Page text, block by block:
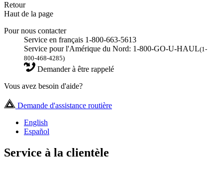
Retour
Haut de la page
Pour nous contacter
Service en français 1-800-663-5613
Service pour l'Amérique du Nord: 1-800-GO-U-HAUL(1-
800-468-4285)
Demander à être rappelé
Vous avez besoin d'aide?
Demande d'assistance routière
English
Español
Service à la clientèle